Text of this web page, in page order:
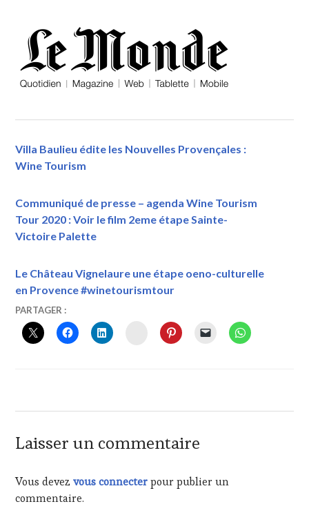
Villa Baulieu édite les Nouvelles Provençales :
Wine Tourism
Communiqué de presse – agenda Wine Tourism
Tour 2020 : Voir le film 2eme étape Sainte-
Victoire Palette
Le Château Vignelaure une étape oeno-culturelle
en Provence #winetourismtour
31
AOÛT
2017
VINTOURISME
ADHÉRENT
VIN
TOURISME,
ART
VIVRE
EN
PROVENCE,
PARTAGER :
INSTAGRAM
Laisser un commentaire
Vous devezvous connecterpour publier un
commentaire.